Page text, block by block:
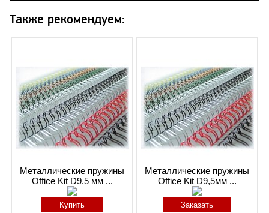
Также рекомендуем:
Металлические пружины
Office Kit D9.5 мм ...
Купить
Металлические пружины
Office Kit D9,5мм ...
Заказать